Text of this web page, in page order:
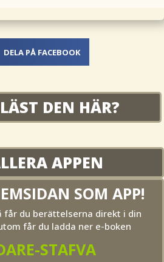
DELA PÅ FACEBOOK
DEN HÄR?
APPEN
SOM APP!
får du berättelserna direkt i din
får du ladda ner e-boken
STAFVA